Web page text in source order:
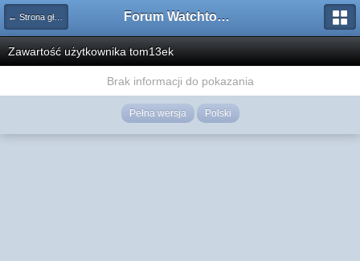
← Strona główna Forum Watchtower
Zawartość użytkownika tom13ek
Brak informacji do pokazania
Pełna wersja Polski